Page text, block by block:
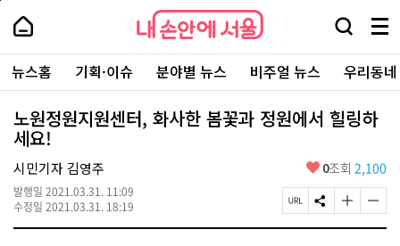
본
로
가
내
손
안
에
서
울
-
서
울
시
대
표
소
통
포
내
손
에
울
검
창
열
기
메
뉴
전
체
보
주
요
서
뉴스홈 기획·이슈 분야별 뉴스 비주얼 뉴스 우리동
노원정원지원센터, 화사한 봄꽃과 정원에서 힐링하
세요!
시민기자 김영주
발행일 2021.03.31. 11:09
수정일 2021.03.31. 18:19
좋
요
0조회 2,100
페
이
S
N
글
자
글
자
페
상
단
로